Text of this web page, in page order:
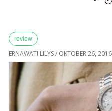
review
ERNAWATI LILYS/ OKTOBER 26, 2016